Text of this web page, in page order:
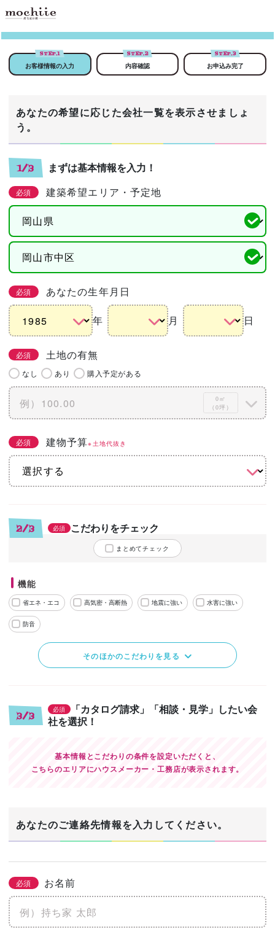
STEP.1
お客様情報の入力
STEP.2
内容確認
STEP.3
お申込み完了
あなたの希望に応じた会社一覧を表示させましょ
う。
1/3 まずは基本情報を入力！
必須 建築希望エリア・予定地
必須 あなたの生年月日
年 月 日
必須 土地の有無
なし あり 購入予定がある
0㎡
（0坪）
必須 建物予算※土地代抜き
2/3 必須 こだわりをチェック
まとめてチェック
機能
省エネ・エコ 高気密・高断熱 地震に強い 水害に強い
防音
そのほかのこだわりを見る
3/3
必須
「カタログ請求」「相談・見学」したい会
社を選択！
基本情報とこだわりの条件を設定いただくと、
こちらのエリアにハウスメーカー・工務店が表示されます。
あなたのご連絡先情報を入力してください。
必須 お名前